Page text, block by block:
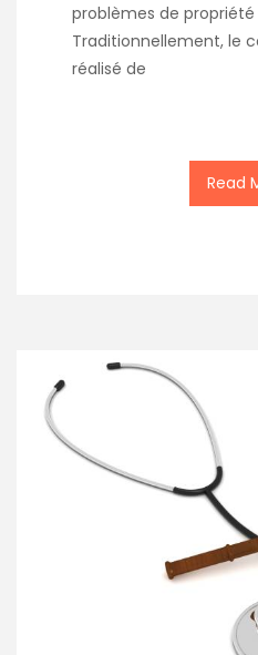
problèmes de
Traditionnellement, le
réalisé de
Read